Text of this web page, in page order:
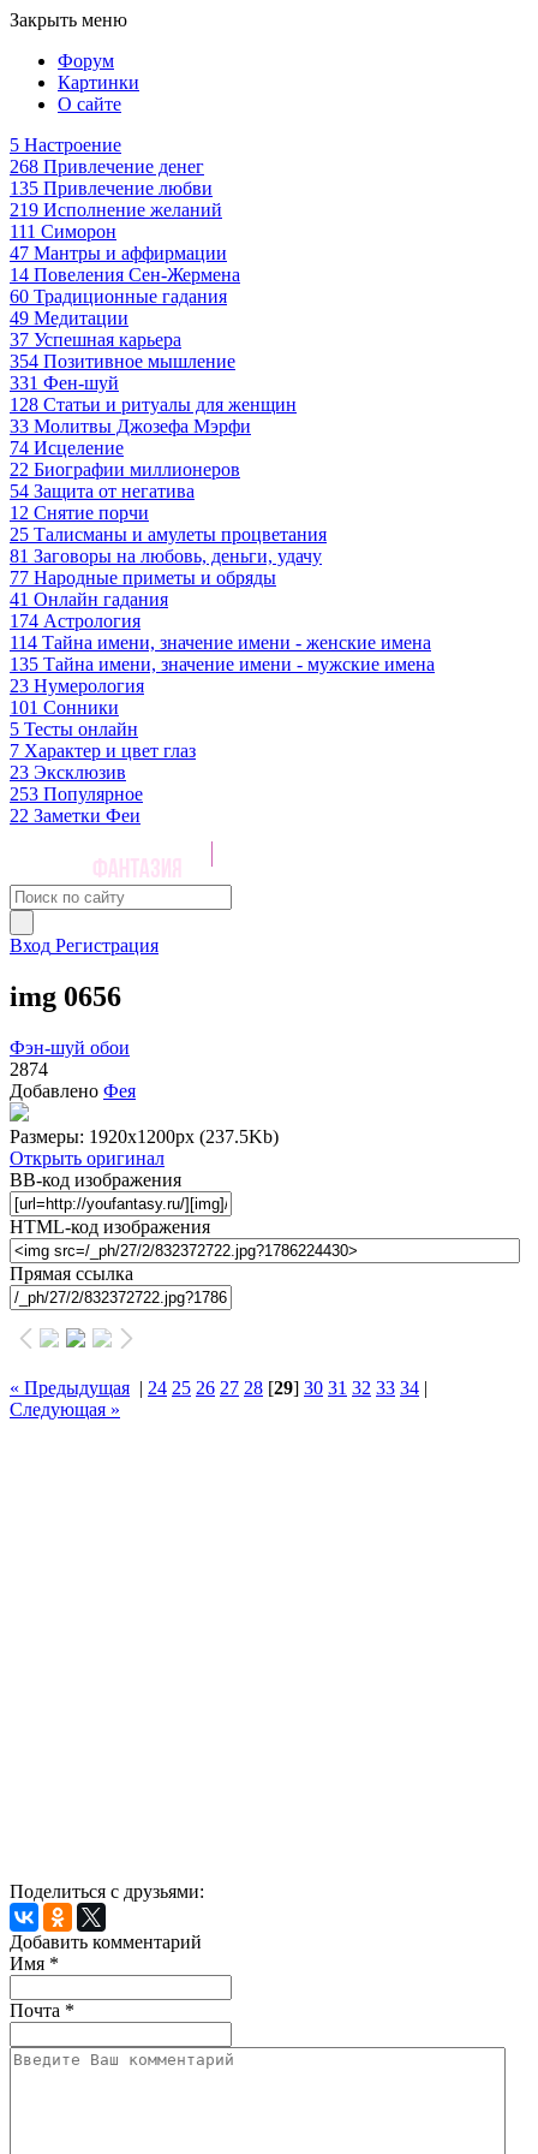
Закрыть меню
Форум
Картинки
О сайте
5 Настроение
268 Привлечение денег
135 Привлечение любви
219 Исполнение желаний
111 Симорон
47 Мантры и аффирмации
14 Повеления Сен-Жермена
60 Традиционные гадания
49 Медитации
37 Успешная карьера
354 Позитивное мышление
331 Фен-шуй
128 Статьи и ритуалы для женщин
33 Молитвы Джозефа Мэрфи
74 Исцеление
22 Биографии миллионеров
54 Защита от негатива
12 Снятие порчи
25 Талисманы и амулеты процветания
81 Заговоры на любовь, деньги, удачу
77 Народные приметы и обряды
41 Онлайн гадания
174 Астрология
114 Тайна имени, значение имени - женские имена
135 Тайна имени, значение имени - мужские имена
23 Нумерология
101 Сонники
5 Тесты онлайн
7 Характер и цвет глаз
23 Эксклюзив
253 Популярное
22 Заметки Феи
Вход Регистрация
img 0656
Фэн-шуй обои
2874
Добавлено Фея
Размеры: 1920x1200px (237.5Kb)
Открыть оригинал
BB-код изображения
HTML-код изображения
Прямая ссылка
« Предыдущая | 24 25 26 27 28 [29] 30 31 32 33 34 |
Следующая »
Поделиться с друзьями:
Добавить комментарий
Имя *
Почта *